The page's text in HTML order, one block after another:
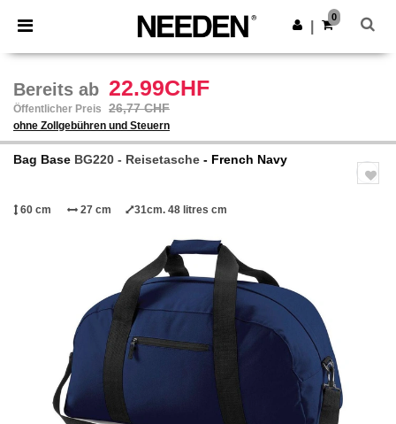
× Needen App
Bessere Preise in der App!
App holen
0
Bereits ab 22.99CHF
Öffentlicher Preis 26,77 CHF
ohne Zollgebühren und Steuern
Bag Base BG220 - Reisetasche - French Navy
60 cm 27 cm 31cm. 48 litres cm